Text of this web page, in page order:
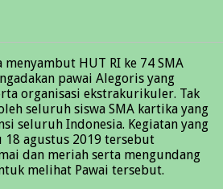
menyambut HUT RI ke 74 SMA
pawai Alegoris yang
organisasi ekstrakurikuler. Tak
seluruh siswa SMA kartika yang
seluruh Indonesia. Kegiatan yang
18 agustus 2019 tersebut
dan meriah serta mengundang
melihat Pawai tersebut.